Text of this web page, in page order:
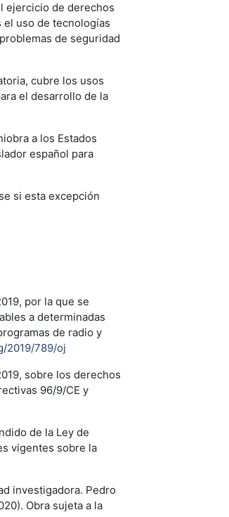
ejercicio de derechos
uso de tecnologías
de seguridad
cubre los usos
el desarrollo de la
a los Estados
español para
si esta excepción
por la que se
a determinadas
de radio y
2019/789/oj
sobre los derechos
96/9/CE y
de la Ley de
vigentes sobre la
investigadora. Pedro
Obra sujeta a la